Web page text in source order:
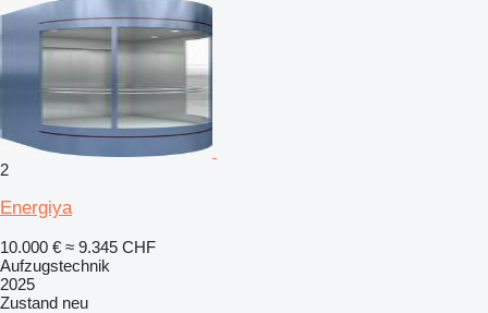
2
Energiya
10.000 € ≈ 9.345 CHF
Aufzugstechnik
2025
Zustand neu